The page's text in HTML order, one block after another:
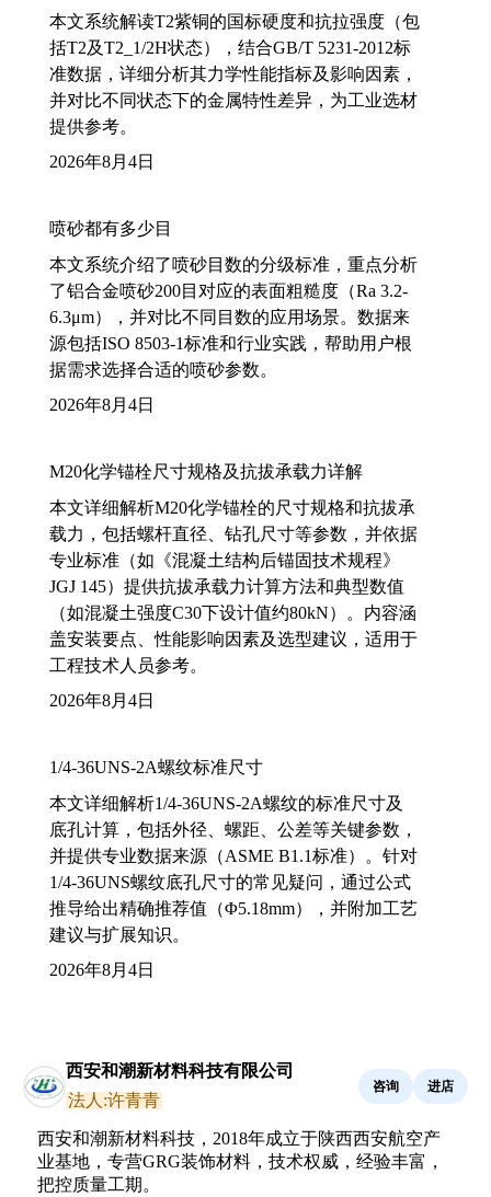
本文系统解读T2紫铜的国标硬度和抗拉强度（包
括T2及T2_1/2H状态），结合GB/T 5231-2012标
准数据，详细分析其力学性能指标及影响因素，
并对比不同状态下的金属特性差异，为工业选材
提供参考。
2026年8月4日
喷砂都有多少目
本文系统介绍了喷砂目数的分级标准，重点分析
了铝合金喷砂200目对应的表面粗糙度（Ra 3.2-
6.3μm），并对比不同目数的应用场景。数据来
源包括ISO 8503-1标准和行业实践，帮助用户根
据需求选择合适的喷砂参数。
2026年8月4日
M20化学锚栓尺寸规格及抗拔承载力详解
本文详细解析M20化学锚栓的尺寸规格和抗拔承
载力，包括螺杆直径、钻孔尺寸等参数，并依据
专业标准（如《混凝土结构后锚固技术规程》
JGJ 145）提供抗拔承载力计算方法和典型数值
（如混凝土强度C30下设计值约80kN）。内容涵
盖安装要点、性能影响因素及选型建议，适用于
工程技术人员参考。
2026年8月4日
1/4-36UNS-2A螺纹标准尺寸
本文详细解析1/4-36UNS-2A螺纹的标准尺寸及
底孔计算，包括外径、螺距、公差等关键参数，
并提供专业数据来源（ASME B1.1标准）。针对
1/4-36UNS螺纹底孔尺寸的常见疑问，通过公式
推导给出精确推荐值（Φ5.18mm），并附加工艺
建议与扩展知识。
2026年8月4日
西安和潮新材料科技有限公司
法人:许青青
咨询 进店
西安和潮新材料科技，2018年成立于陕西西安航空产
业基地，专营GRG装饰材料，技术权威，经验丰富，
把控质量工期。